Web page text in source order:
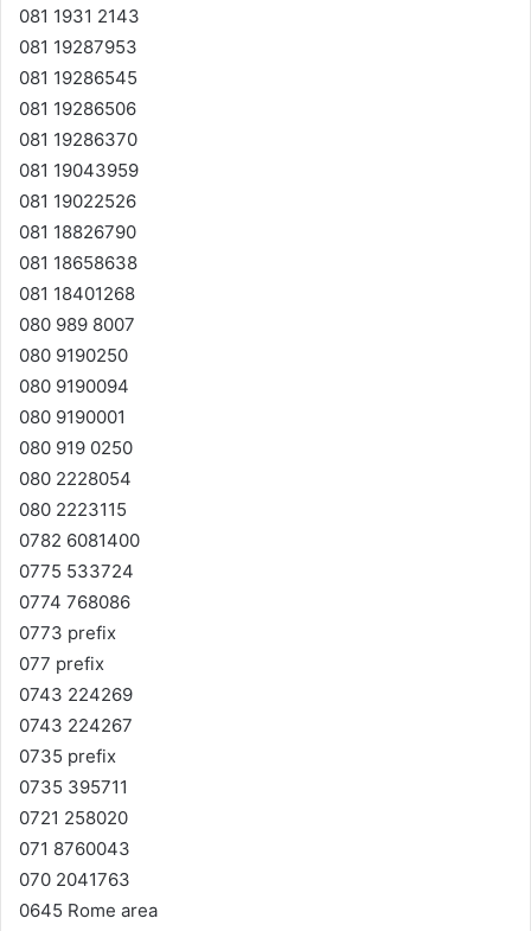
081 1931 2143
081 19287953
081 19286545
081 19286506
081 19286370
081 19043959
081 19022526
081 18826790
081 18658638
081 18401268
080 989 8007
080 9190250
080 9190094
080 9190001
080 919 0250
080 2228054
080 2223115
0782 6081400
0775 533724
0774 768086
0773 prefix
077 prefix
0743 224269
0743 224267
0735 prefix
0735 395711
0721 258020
071 8760043
070 2041763
0645 Rome area